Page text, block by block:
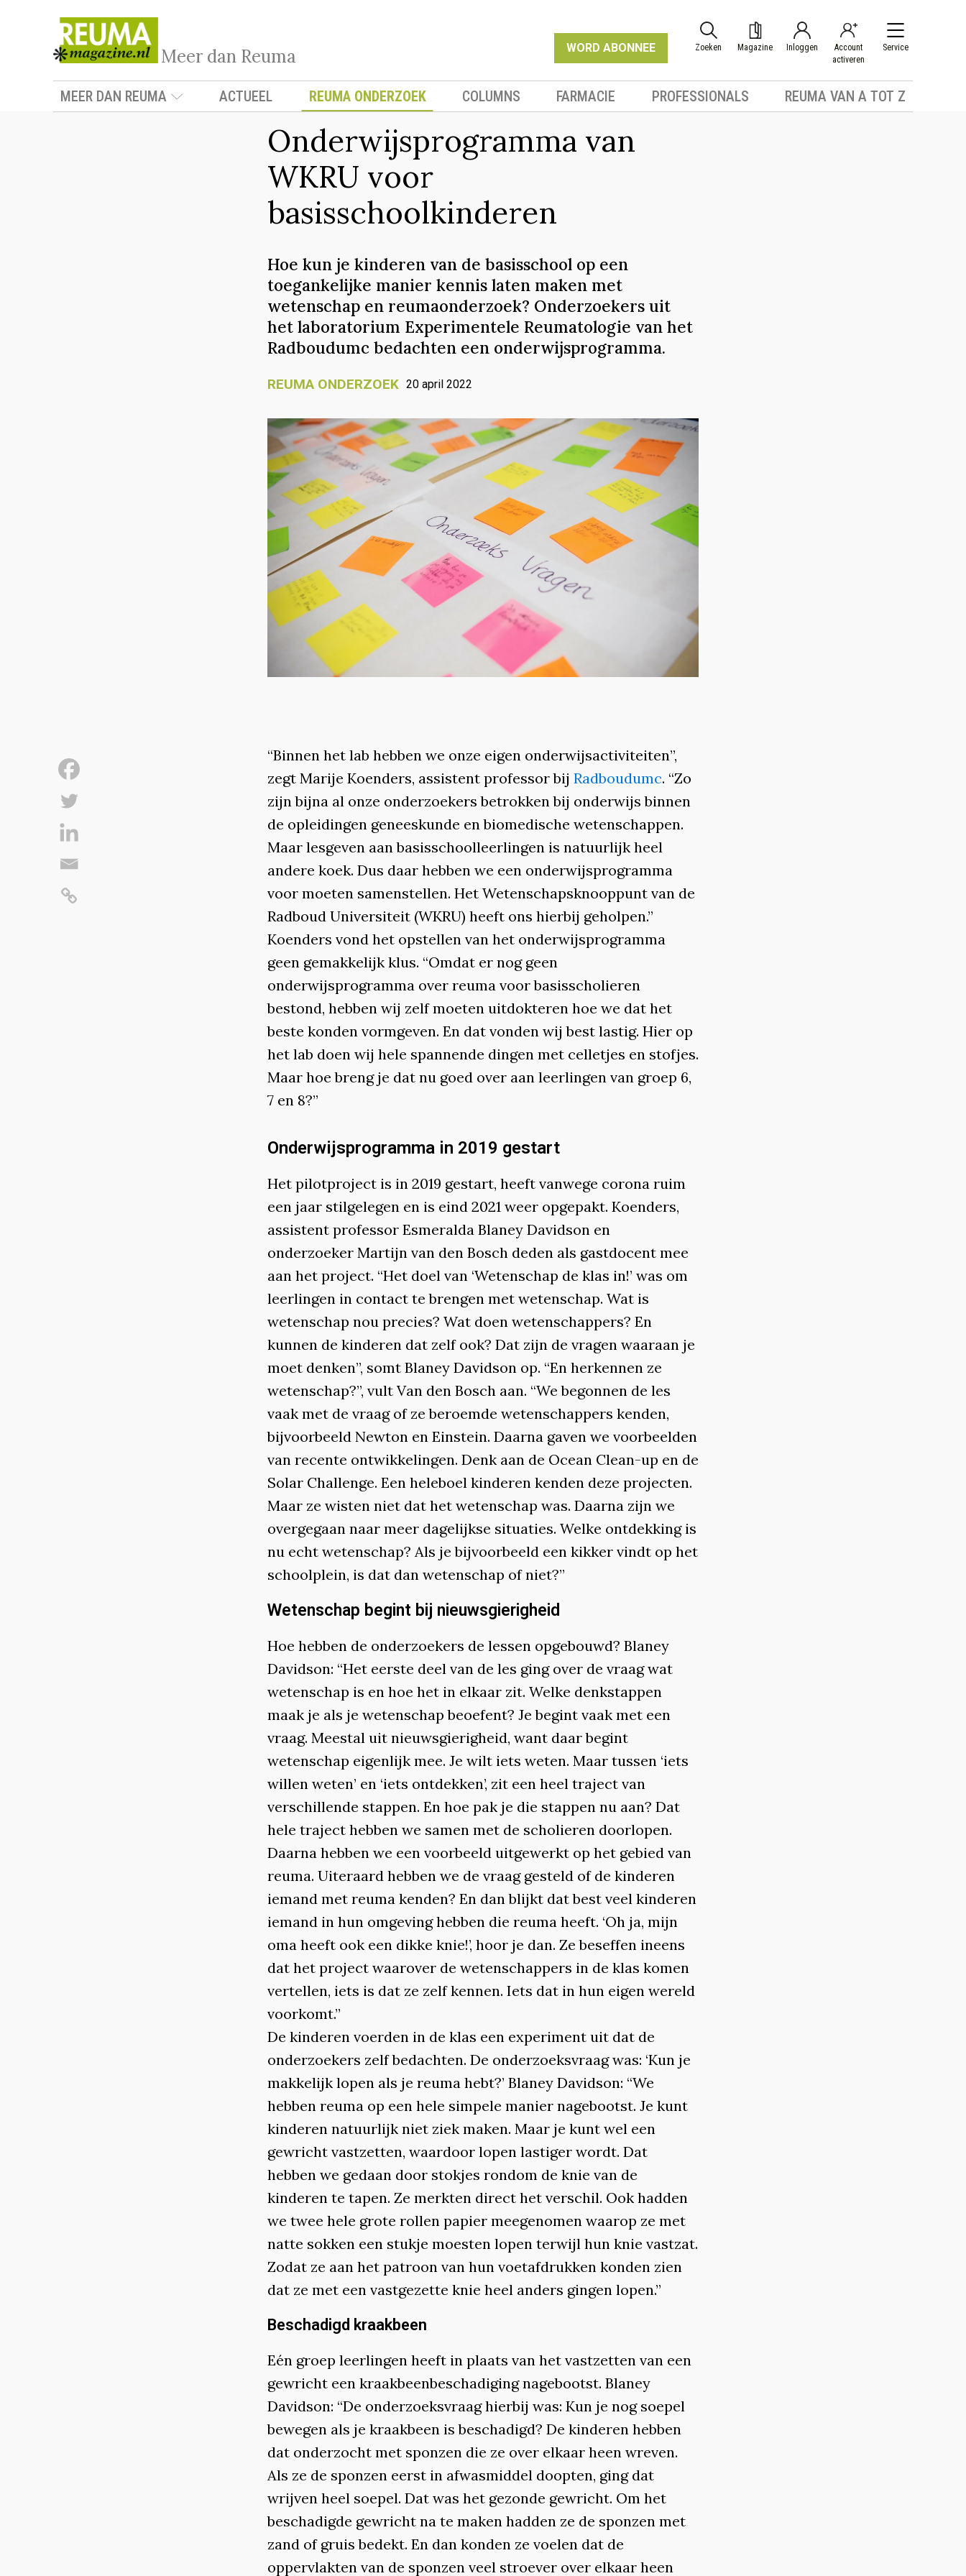
Meer dan Reuma WORD ABONNEE Zoeken Magazine Inloggen
Account
activeren
Service
MEER DAN REUMA ACTUEEL REUMA ONDERZOEK COLUMNS FARMACIE PROFESSIONALS REUMA VAN A TOT Z
Onderwijsprogramma van
WKRU voor
basisschoolkinderen
Hoe kun je kinderen van de basisschool op een
toegankelijke manier kennis laten maken met
wetenschap en reumaonderzoek? Onderzoekers uit
het laboratorium Experimentele Reumatologie van het
Radboudumc bedachten een onderwijsprogramma.
REUMA ONDERZOEK 20 april 2022
“Binnen het lab hebben we onze eigen onderwijsactiviteiten”,
zegt Marije Koenders, assistent professor bij Radboudumc. “Zo
zijn bijna al onze onderzoekers betrokken bij onderwijs binnen
de opleidingen geneeskunde en biomedische wetenschappen.
Maar lesgeven aan basisschoolleerlingen is natuurlijk heel
andere koek. Dus daar hebben we een onderwijsprogramma
voor moeten samenstellen. Het Wetenschapsknooppunt van de
Radboud Universiteit (WKRU) heeft ons hierbij geholpen.”
Koenders vond het opstellen van het onderwijsprogramma
geen gemakkelijk klus. “Omdat er nog geen
onderwijsprogramma over reuma voor basisscholieren
bestond, hebben wij zelf moeten uitdokteren hoe we dat het
beste konden vormgeven. En dat vonden wij best lastig. Hier op
het lab doen wij hele spannende dingen met celletjes en stofjes.
Maar hoe breng je dat nu goed over aan leerlingen van groep 6,
7 en 8?”
Onderwijsprogramma in 2019 gestart
Het pilotproject is in 2019 gestart, heeft vanwege corona ruim
een jaar stilgelegen en is eind 2021 weer opgepakt. Koenders,
assistent professor Esmeralda Blaney Davidson en
onderzoeker Martijn van den Bosch deden als gastdocent mee
aan het project. “Het doel van ‘Wetenschap de klas in!’ was om
leerlingen in contact te brengen met wetenschap. Wat is
wetenschap nou precies? Wat doen wetenschappers? En
kunnen de kinderen dat zelf ook? Dat zijn de vragen waaraan je
moet denken”, somt Blaney Davidson op. “En herkennen ze
wetenschap?”, vult Van den Bosch aan. “We begonnen de les
vaak met de vraag of ze beroemde wetenschappers kenden,
bijvoorbeeld Newton en Einstein. Daarna gaven we voorbeelden
van recente ontwikkelingen. Denk aan de Ocean Clean-up en de
Solar Challenge. Een heleboel kinderen kenden deze projecten.
Maar ze wisten niet dat het wetenschap was. Daarna zijn we
overgegaan naar meer dagelijkse situaties. Welke ontdekking is
nu echt wetenschap? Als je bijvoorbeeld een kikker vindt op het
schoolplein, is dat dan wetenschap of niet?”
Wetenschap begint bij nieuwsgierigheid
Hoe hebben de onderzoekers de lessen opgebouwd? Blaney
Davidson: “Het eerste deel van de les ging over de vraag wat
wetenschap is en hoe het in elkaar zit. Welke denkstappen
maak je als je wetenschap beoefent? Je begint vaak met een
vraag. Meestal uit nieuwsgierigheid, want daar begint
wetenschap eigenlijk mee. Je wilt iets weten. Maar tussen ‘iets
willen weten’ en ‘iets ontdekken’, zit een heel traject van
verschillende stappen. En hoe pak je die stappen nu aan? Dat
hele traject hebben we samen met de scholieren doorlopen.
Daarna hebben we een voorbeeld uitgewerkt op het gebied van
reuma. Uiteraard hebben we de vraag gesteld of de kinderen
iemand met reuma kenden? En dan blijkt dat best veel kinderen
iemand in hun omgeving hebben die reuma heeft. ‘Oh ja, mijn
oma heeft ook een dikke knie!’, hoor je dan. Ze beseffen ineens
dat het project waarover de wetenschappers in de klas komen
vertellen, iets is dat ze zelf kennen. Iets dat in hun eigen wereld
voorkomt.”
De kinderen voerden in de klas een experiment uit dat de
onderzoekers zelf bedachten. De onderzoeksvraag was: ‘Kun je
makkelijk lopen als je reuma hebt?’ Blaney Davidson: “We
hebben reuma op een hele simpele manier nagebootst. Je kunt
kinderen natuurlijk niet ziek maken. Maar je kunt wel een
gewricht vastzetten, waardoor lopen lastiger wordt. Dat
hebben we gedaan door stokjes rondom de knie van de
kinderen te tapen. Ze merkten direct het verschil. Ook hadden
we twee hele grote rollen papier meegenomen waarop ze met
natte sokken een stukje moesten lopen terwijl hun knie vastzat.
Zodat ze aan het patroon van hun voetafdrukken konden zien
dat ze met een vastgezette knie heel anders gingen lopen.”
Beschadigd kraakbeen
Eén groep leerlingen heeft in plaats van het vastzetten van een
gewricht een kraakbeenbeschadiging nagebootst. Blaney
Davidson: “De onderzoeksvraag hierbij was: Kun je nog soepel
bewegen als je kraakbeen is beschadigd? De kinderen hebben
dat onderzocht met sponzen die ze over elkaar heen wreven.
Als ze de sponzen eerst in afwasmiddel doopten, ging dat
wrijven heel soepel. Dat was het gezonde gewricht. Om het
beschadigde gewricht na te maken hadden ze de sponzen met
zand of gruis bedekt. En dan konden ze voelen dat de
oppervlakten van de sponzen veel stroever over elkaar heen